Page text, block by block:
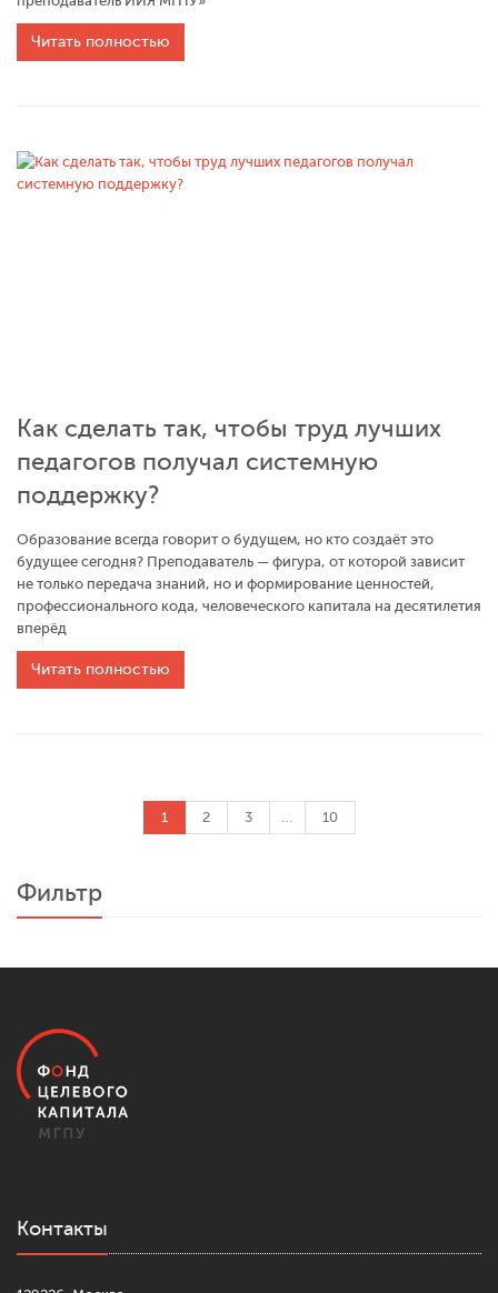
Читать полностью
Как сделать так, чтобы труд лучших
педагогов получал системную
поддержку?
Образование всегда говорит о будущем, но кто создаёт это
будущее сегодня? Преподаватель — фигура, от которой зависит
не только передача знаний, но и формирование ценностей,
профессионального кода, человеческого капитала на десятилетия
вперёд
Читать полностью
1 2 3 10
Фильтр
Контакты